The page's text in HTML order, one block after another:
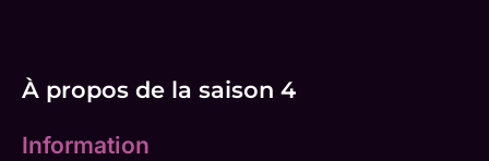
À propos de la saison 4
Information